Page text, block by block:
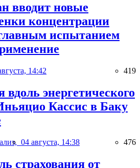
вводит новые
концентрации
испытанием
14:42 419
энергетического
Кассис в Баку
04 августа, 14:38 476
страхования от